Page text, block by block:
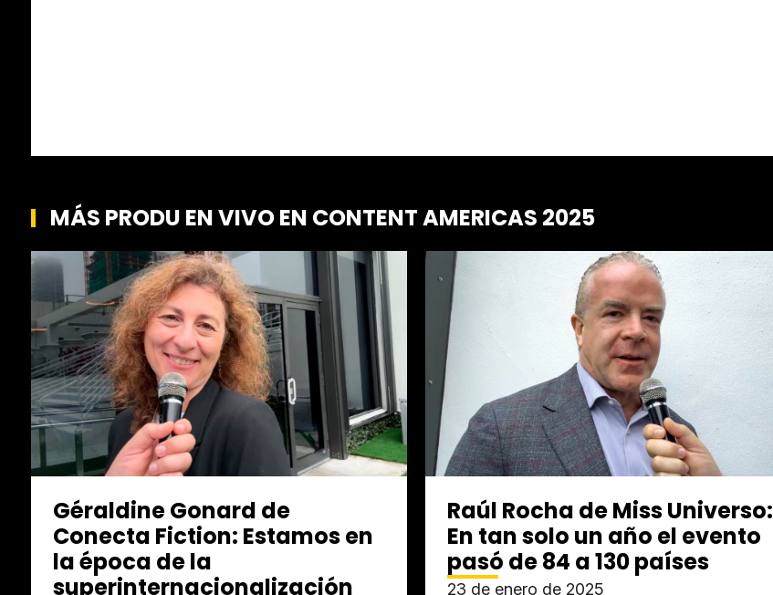
MÁS PRODU EN VIVO EN CONTENT AMERICAS 2025
Géraldine Gonard de
Conecta Fiction: Estamos en
la época de la
superinternacionalización
Raúl Rocha de Miss Universo:
En tan solo un año el evento
pasó de 84 a 130 países
23 de enero de 2025